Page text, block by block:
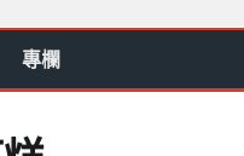
專欄